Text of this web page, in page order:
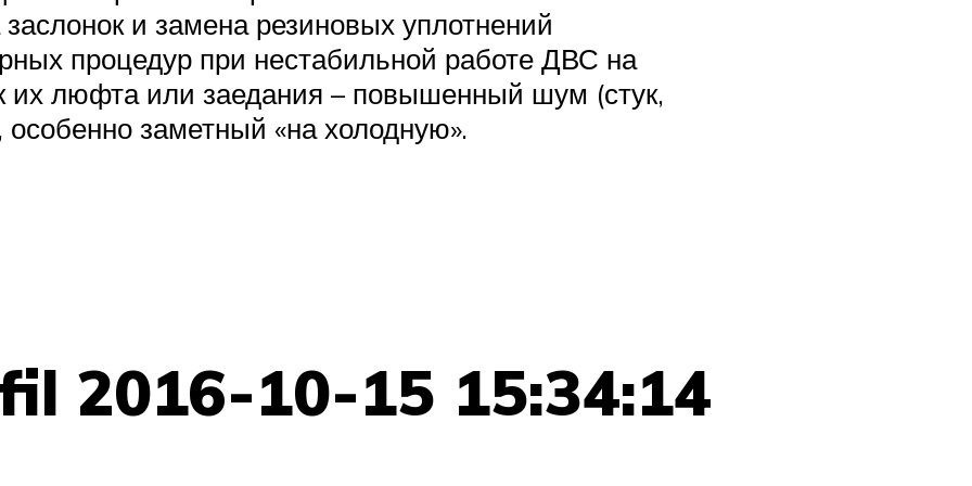
и замена резиновых уплотнений
процедур при нестабильной работе ДВС на
их люфта или заедания – повышенный шум (стук,
особенно заметный «на холодную».
2016-10-15 15:34:14